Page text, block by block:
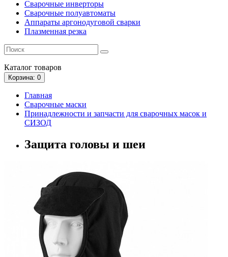
Сварочные инверторы
Сварочные полуавтоматы
Аппараты аргонодуговой сварки
Плазменная резка
Каталог товаров
Корзина: 0
Главная
Сварочные маски
Принадлежности и запчасти для сварочных масок и
СИЗОД
Защита головы и шеи